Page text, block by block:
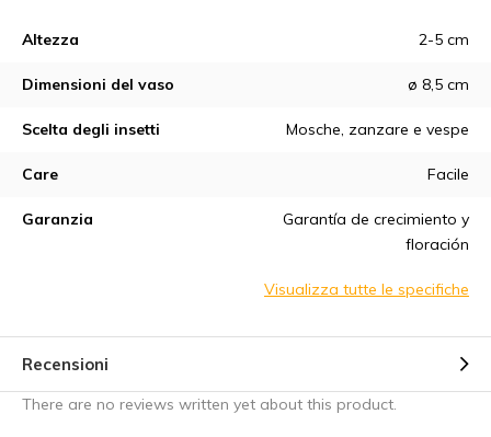
Altezza 2-5 cm
Dimensioni del vaso ø 8,5 cm
Scelta degli insetti Mosche, zanzare e vespe
Care Facile
Garanzia
Garantía de crecimiento y
floración
Visualizza tutte le specifiche
Recensioni
There are no reviews written yet about this product.